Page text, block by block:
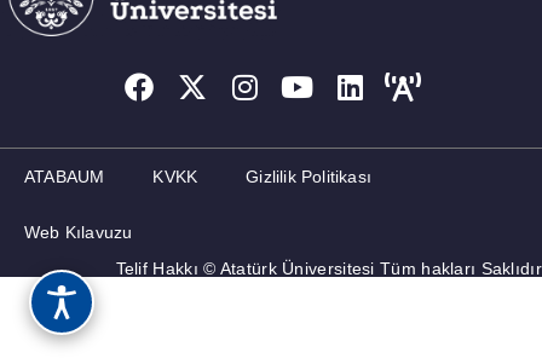
ATABAUM KVKK Gizlilik Politikası
Web Kılavuzu
Telif Hakkı © Atatürk Üniversitesi Tüm hakları Saklıdır